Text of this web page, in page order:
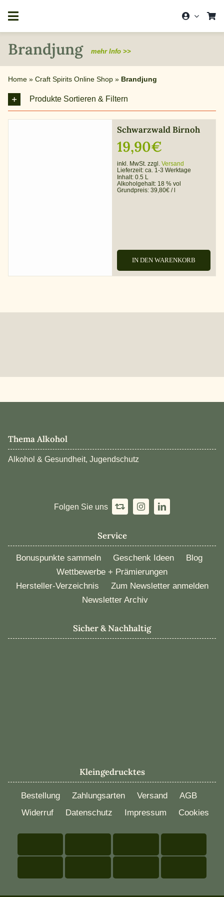
Inhalt
springen
Brandjung mehr Info >>
Home» Craft Spirits Online Shop» Brandjung
Produkte Sortieren & Filtern
Schwarzwald Birnoh
19,90€
inkl. MwSt. zzgl. Versand
Lieferzeit: ca. 1-3 Werktage
Inhalt: 0.5 L
Alkoholgehalt: 18 % vol
Grundpreis: 39,80€ /
IN DEN WARENKORB
Thema Alkohol
Alkohol & Gesundheit, Jugendschutz
Folgen Sie uns
Service
Bonuspunkte sammeln Geschenk Ideen
Blog
Wettbewerbe + Prämierungen
Hersteller-Verzeichnis
Zum Newsletter anmelden
Newsletter Archiv
Sicher & Nachhaltig
Kleingedrucktes
Bestellung Zahlungsarten Versand
AGB
Widerruf
Datenschutz Impressum Cookies